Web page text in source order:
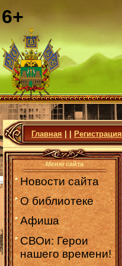
6+
Главная Регистрация
Меню сайта
Новости сайта
О библиотеке
Афиша
СВОи: Герои
нашего времени!